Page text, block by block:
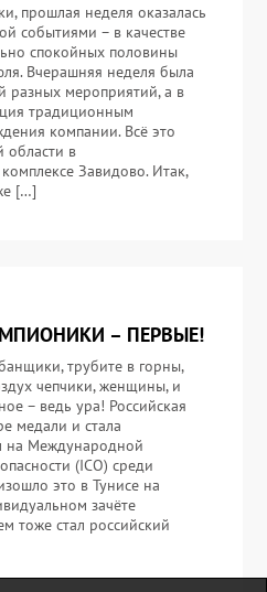
прошлая неделя оказалась
событиями – в качестве
спокойных половины
Вчерашняя неделя была
разных мероприятий, а в
традиционным
компании. Всё это
области в
Завидово. Итак,
[…]
– ПЕРВЫЕ!
трубите в горны,
чепчики, женщины, и
– ведь ура! Российская
медали и стала
на Международной
(ICO) среди
это в Тунисе на
зачёте
тоже стал российский